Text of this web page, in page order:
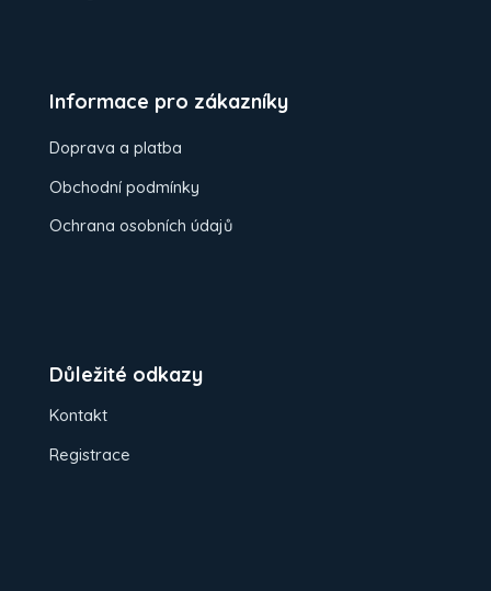
Informace pro zákazníky
Doprava a platba
Obchodní podmínky
Ochrana osobních údajů
Důležité odkazy
Kontakt
Registrace